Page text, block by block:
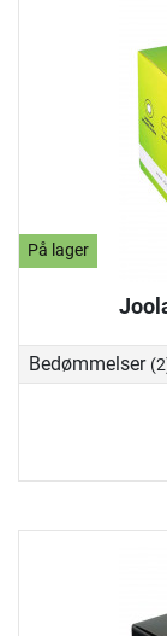
På lager
Bedømmelser